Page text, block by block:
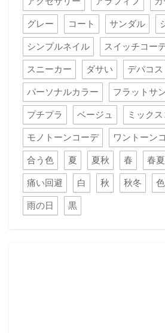
グレー コート サンダル
シンプルネイル スイッチコー
スニーカー ダサい デパコス
パーソナルカラー フラットサ
プチプラ ベージュ ミック
モノトーンコーデ ワントーン
合う色 夏 夏秋 春 春夏
痛い回避 白 秋 秋冬
雨の日 黒